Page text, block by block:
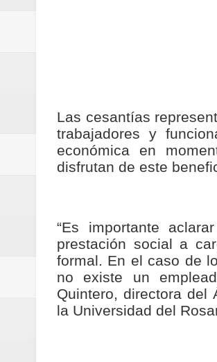
Vallecaucana
calle San
Las cesantías
trabajadores y
económica en
disfrutan de este
“Es importante
prestación social a
formal. En el caso de
no existe un
Quintero, directora del
la Universidad del